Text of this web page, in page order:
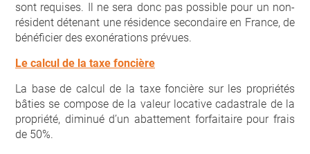
sont requises. Il ne sera donc pas possible pour un non-
résident détenant une résidence secondaire en France, de
bénéficier des exonérations prévues.
Le calcul de la taxe foncière
La base de calcul de la taxe foncière sur les propriétés
bâties se compose de la valeur locative cadastrale de la
propriété, diminué d’un abattement forfaitaire pour frais
de 50%.